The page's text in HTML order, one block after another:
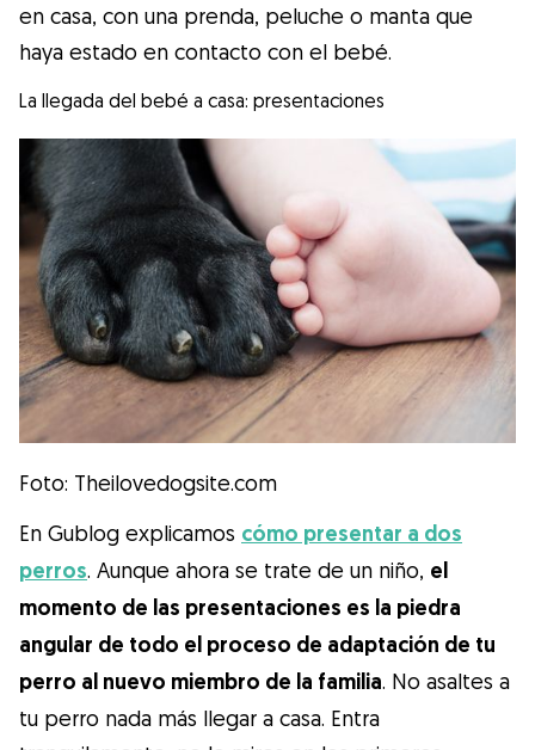
en casa, con una prenda, peluche o manta que
haya estado en contacto con el bebé.
La llegada del bebé a casa: presentaciones
Foto: Theilovedogsite.com
En Gublog explicamos cómo presentar a dos
perros. Aunque ahora se trate de un niño, el
momento de las presentaciones es la piedra
angular de todo el proceso de adaptación de tu
perro al nuevo miembro de la familia. No asaltes a
tu perro nada más llegar a casa. Entra